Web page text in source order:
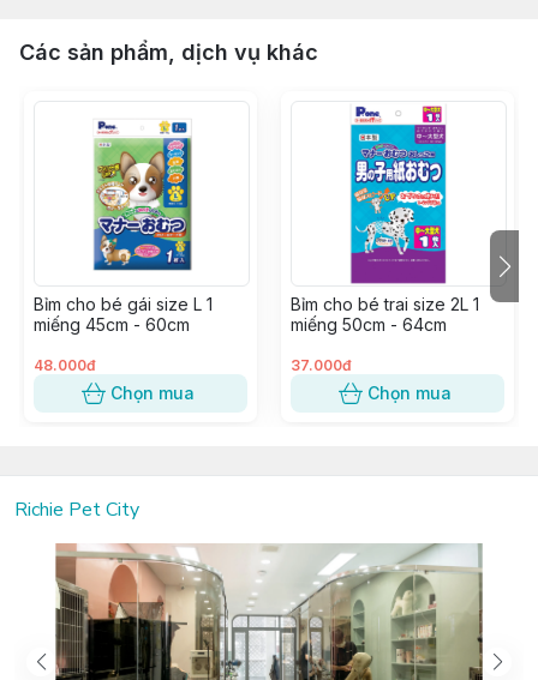
Các sản phẩm, dịch vụ khác
Bỉm cho bé gái size L 1
miếng 45cm - 60cm
48.000đ
Chọn mua
Bỉm cho bé trai size 2L 1
miếng 50cm - 64cm
37.000đ
Chọn mua
Richie Pet City